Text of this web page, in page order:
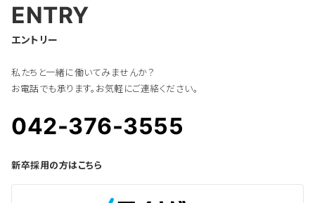
ENTRY
エントリー
私たちと一緒に働いてみませんか？
お電話でも承ります。お気軽にご連絡ください。
042-376-3555
新卒採用の方はこちら